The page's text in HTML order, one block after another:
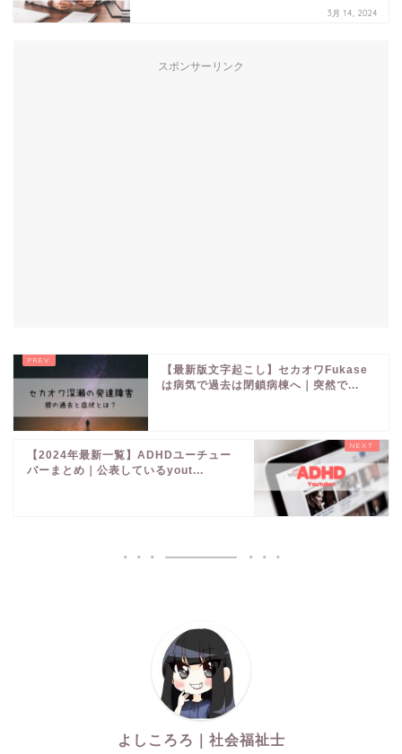
3月 14, 2024
スポンサーリンク
【最新版文字起こし】セカオワFukase
は病気で過去は閉鎖病棟へ｜突然で...
【2024年最新一覧】ADHDユーチュー
バーまとめ｜公表しているyout...
よしころろ｜社会福祉士